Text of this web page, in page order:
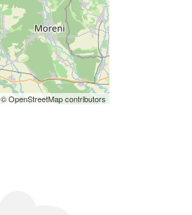
© OpenStreetMap contributors